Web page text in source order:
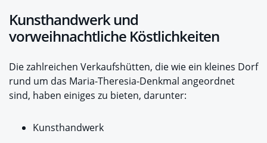
Kunsthandwerk und
vorweihnachtliche Köstlichkeiten
Die zahlreichen Verkaufshütten, die wie ein kleines Dorf
rund um das Maria-Theresia-Denkmal angeordnet
sind, haben einiges zu bieten, darunter:
Kunsthandwerk